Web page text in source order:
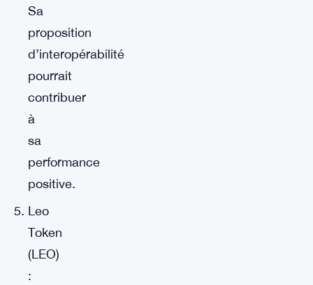
Sa
proposition
d’interopérabilité
pourrait
contribuer
à
sa
performance
positive.
Leo
Token
(LEO)
: